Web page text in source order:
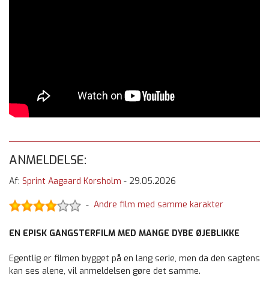
ANMELDELSE:
Af: Sprint Aagaard Korsholm - 29.05.2026
- Andre film med samme karakter
EN EPISK GANGSTERFILM MED MANGE DYBE ØJEBLIKKE
Egentlig er filmen bygget på en lang serie, men da den sagtens
kan ses alene, vil anmeldelsen gøre det samme.